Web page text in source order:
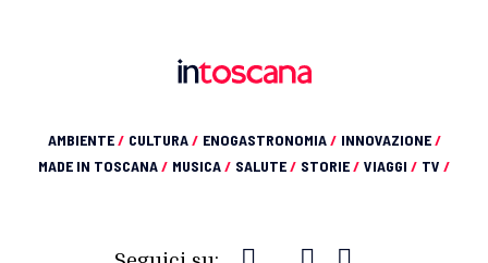
AMBIENTE/ CULTURA/ ENOGASTRONOMIA/ INNOVAZIONE/
MADE IN TOSCANA/ MUSICA/ SALUTE/ STORIE/ VIAGGI / TV /